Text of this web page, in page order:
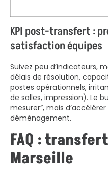
KPI post-transfert :
satisfaction équipes
Suivez peu d’indicateurs,
délais de résolution,
postes opérationnels,
de salles, impression). Le
mesurer”, mais
déménagement.
FAQ :
Marseille